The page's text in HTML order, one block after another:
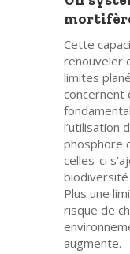
Cette
renouveler
limites
concernent
l’utilisation
phosphore
celles-ci
Plus une
risque de
augmente.